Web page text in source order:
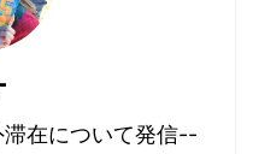
在について発信--